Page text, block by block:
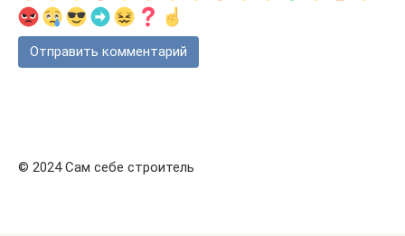
© 2024 Сам себе строитель